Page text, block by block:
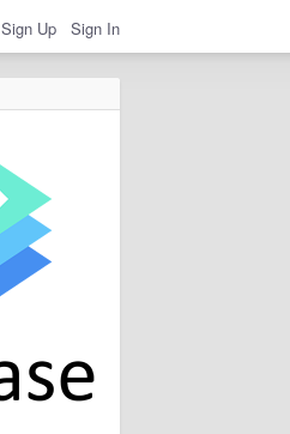
Sign Up Sign In